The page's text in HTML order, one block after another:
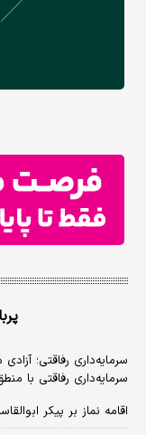
سرمایه‌داری رفاقتی؛
سرمایه‌داری رفاقتی با
اقامه نماز بر پیکر